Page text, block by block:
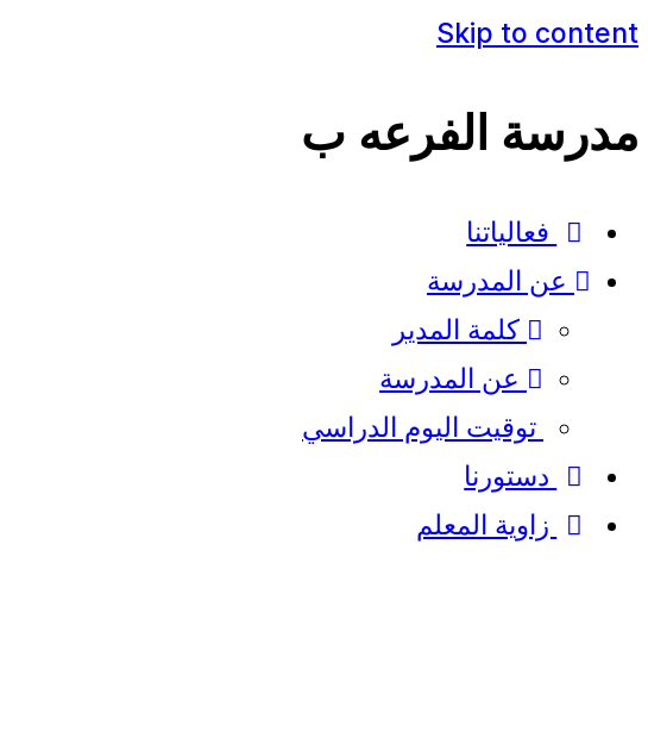
Skip to content
مدرسة الفرعه ب
فعالياتنا
عن المدرسة
كلمة المدير​
عن المدرسة
توقيت اليوم الدراسي
دستورنا
زاوية المعلم